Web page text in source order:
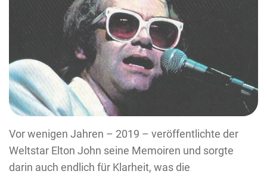
Vor wenigen Jahren – 2019 – veröffentlichte der
Weltstar Elton John seine Memoiren und sorgte
darin auch endlich für Klarheit, was die